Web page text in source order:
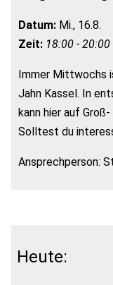
Datum: Mi., 16.8.
Zeit: 18:00 - 20:00
Immer Mittwochs
Jahn Kassel. In
kann hier auf
Solltest du
Ansprechperson:
Heute: